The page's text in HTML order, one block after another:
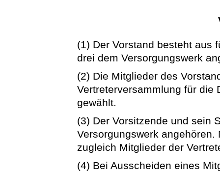
(1) Der Vorstand besteht aus
drei dem Versorgungswerk
(2) Die Mitglieder des
Vertreterversammlung für die
gewählt.
(3) Der Vorsitzende und sein
Versorgungswerk
zugleich Mitglieder der
(4) Bei Ausscheiden eines